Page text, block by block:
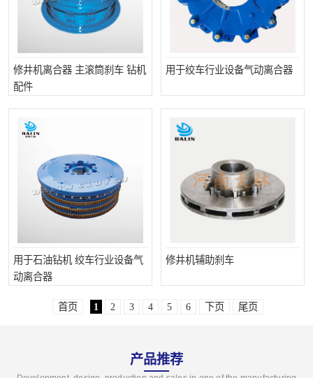
修井机离合器 主滚筒刹车 钻机
配件
用于绞车行业设备气动离合器
用于石油钻机 绞车行业设备气
动离合器
修井机辅助刹车
首页 1 2 3 4 5 6 下页 尾页
产品推荐